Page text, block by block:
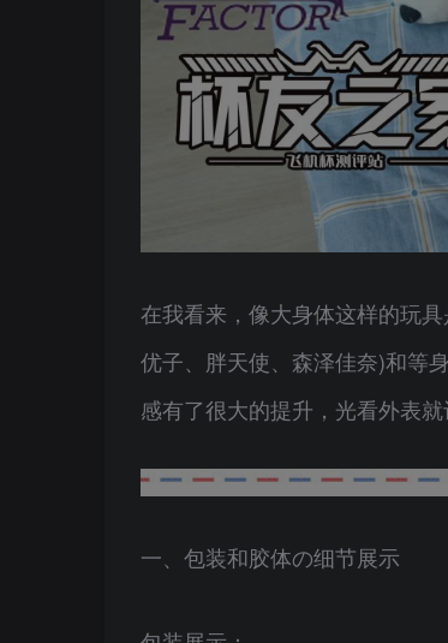
在我看来，像大身体这样的玩
优子、胖天使、森泽佳奈)和等
感有了很大的提升，光看外表就
一、包装和胶体の细节展示